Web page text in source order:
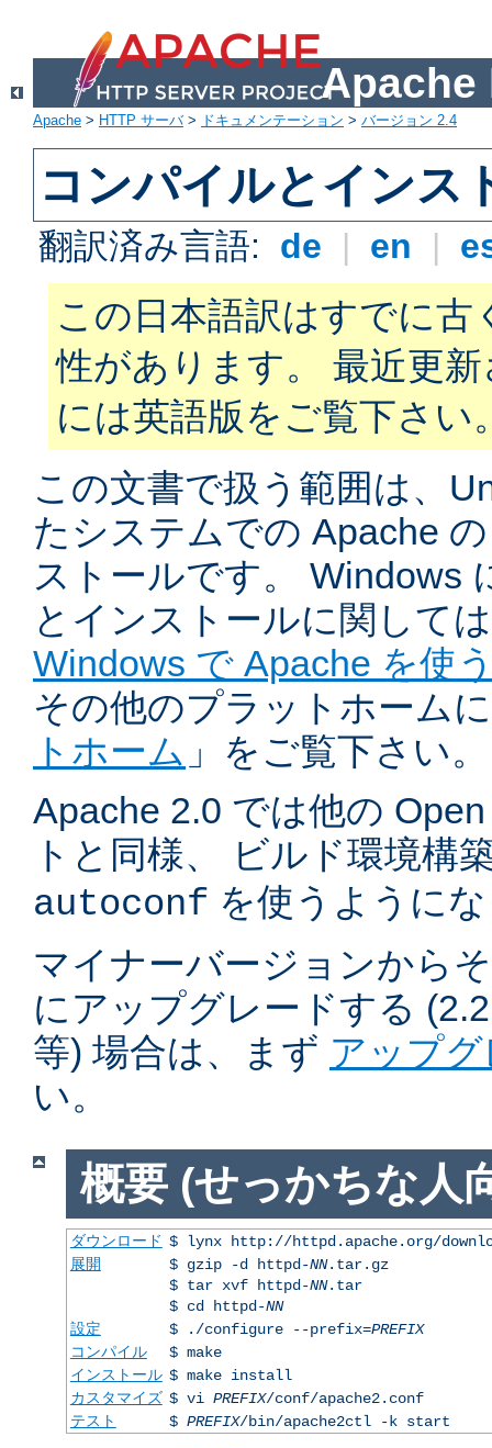
Apache
Apache > HTTP サーバ> ドキュメンテーション > バージョン 2.4
コンパイルとインス
翻訳済み言語: de | en |
この日本語訳はすでに古
性があります。 最近更
には英語版をご覧下さい
この文書で扱う範囲は、
たシステムでの Apache
ストールです。 Windows
とインストールに関して
Windows で Apache を使
その他のプラットホーム
トホーム 」をご覧下さい。
Apache 2.0 では他の
トと同様、 ビルド環境構
autoconf を使うように
マイナーバージョンから
にアップグレードする
等) 場合は、まず アップ
い。
概要 (せっかちな人
ダウンロード $ lynx http://httpd.apache.org/
展開
$ gzip -d httpd-NN.tar.gz
$ tar xvf httpd-NN.tar
$ cd httpd-NN
設定
$ ./configure --prefix=PREFIX
コンパイル
$ make
インストール $ make install
カスタマイズ $ vi PREFIX/conf/apache2.conf
テスト
$ PREFIX/bin/apache2ctl -k start